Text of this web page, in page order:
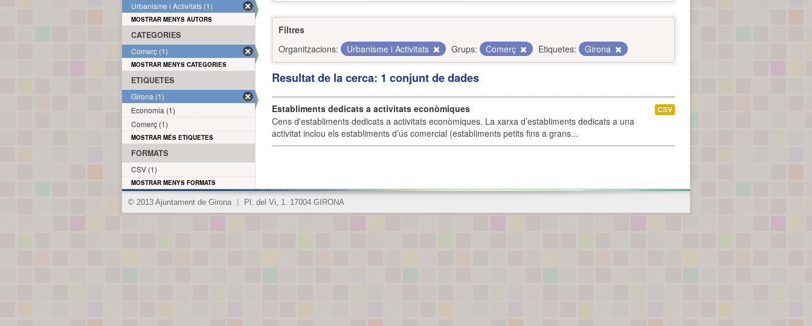
Filtres
Organitzacions:
Urbanisme i Activitats Grups: Comerç Etiquetes: Girona
Resultat de la cerca: 1 conjunt de dades
Establiments dedicats a activitats econòmiques
Cens d'establiments dedicats a activitats econòmiques. La xarxa d’establiments dedicats a una
activitat inclou els establiments d’ús comercial (establiments petits fins a grans...
CSV
Urbanisme i Activitats (1)
MOSTRAR MENYS AUTORS
CATEGORIES
Comerç (1)
MOSTRAR MENYS CATEGORIES
ETIQUETES
Girona (1)
Economia (1)
Comerç (1)
MOSTRAR MÉS ETIQUETES
FORMATS
CSV (1)
MOSTRAR MENYS FORMATS
© 2013 Ajuntament de Girona Pl. del Vi, 1. 17004 GIRONA